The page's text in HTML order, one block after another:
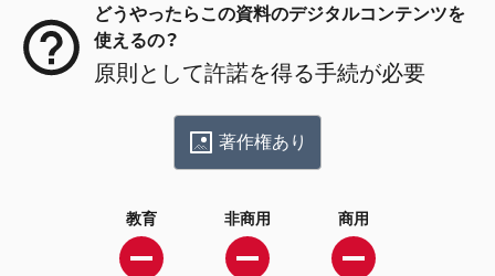
どうやったらこの資料のデジタルコンテンツを
使えるの？
原則として許諾を得る手続が必要
著作権あり
教育 非商用 商用